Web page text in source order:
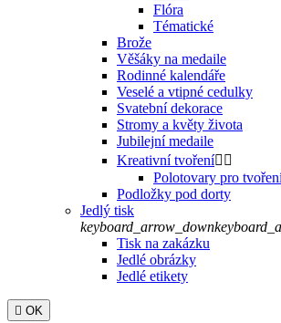
Flóra
Tématické
Brože
Věšáky na medaile
Rodinné kalendáře
Veselé a vtipné cedulky
Svatební dekorace
Stromy a květy života
Jubilejní medaile
Kreativní tvoření 
Polotovary pro
Podložky pod dorty
Jedlý tisk
keyboard_arrow_down
Tisk na zakázku
Jedlé obrázky
Jedlé etikety
 OK